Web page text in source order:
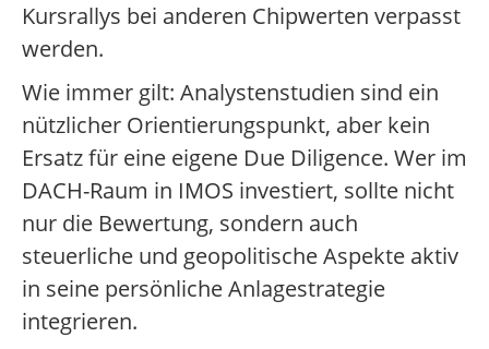
Kursrallys bei anderen Chipwerten verpasst
werden.
Wie immer gilt: Analystenstudien sind ein
nützlicher Orientierungspunkt, aber kein
Ersatz für eine eigene Due Diligence. Wer im
DACH-Raum in IMOS investiert, sollte nicht
nur die Bewertung, sondern auch
steuerliche und geopolitische Aspekte aktiv
in seine persönliche Anlagestrategie
integrieren.